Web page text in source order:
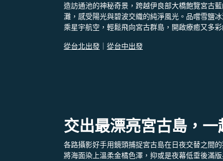
造訪通池的神秘奇景，跨越伊良部大橋飽覽宮古
灘，感受陽光與碧波交織的純淨風光。品嚐雪鹽
乘星宇航空，輕鬆飛向宮古群島，開啟療癒又多彩
從台北出發
從台中出發
交出最漂亮宮古島，
各路攝影好手用鏡頭捕捉宮古島在日夜交替之間
將海面染上溫柔金橘色澤，抑或是夜幕低垂後滿